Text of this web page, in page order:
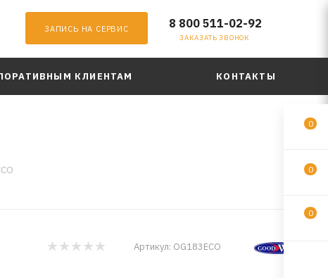
ЗАПИСЬ НА СЕРВИС 8 800 511-02-92
ЗАКАЗАТЬ ЗВОНОК
КЛИЕНТАМ КОНТАКТЫ
Артикул: OG183ECO
0
0
0